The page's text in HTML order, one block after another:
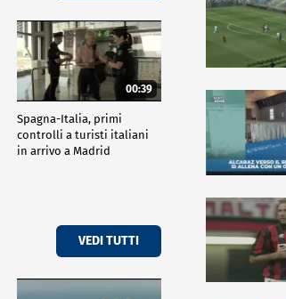
00:39
Spagna-Italia, primi
controlli a turisti italiani
in arrivo a Madrid
VEDI TUTTI